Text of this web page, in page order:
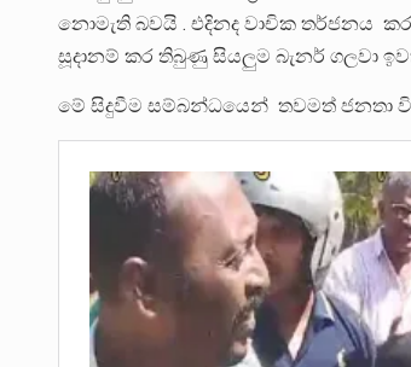
නොමැති බවයි . එදිනද වාචික තර්ජනය
සූදානම් කර තිබුණු සියලුම බැනර් ගලවා
මේ සිදුවීම සම්බන්ධයෙන් තවමත් ජනතා